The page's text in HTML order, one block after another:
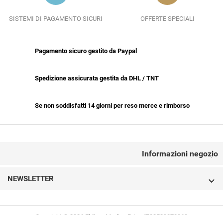
SISTEMI DI PAGAMENTO SICURI OFFERTE SPECIALI
Pagamento sicuro gestito da Paypal
Spedizione assicurata gestita da DHL / TNT
Se non soddisfatti 14 giorni per reso merce e rimborso

NEWSLETTER 
Informazioni negozio